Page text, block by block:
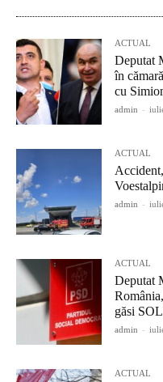
ACTUAL
Deputat
în
cu
admin -
ACTUAL
admin -
ACTUAL
Deputat
găsi
admin -
ACTUAL